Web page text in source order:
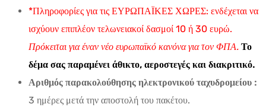
*Πληροφορίες για τις ΕΥΡΩΠΑΪΚΕΣ ΧΩΡΕΣ: ενδέχεται να
ισχύουν επιπλέον τελωνειακοί δασμοί 10 ή 30 ευρώ.
Πρόκειται για έναν νέο ευρωπαϊκό κανόνα για τον ΦΠΑ. Το
δέμα σας παραμένει άθικτο, αεροστεγές και διακριτικό.
Αριθμός παρακολούθησης ηλεκτρονικού ταχυδρομείου :
3 ημέρες μετά την αποστολή του πακέτου.